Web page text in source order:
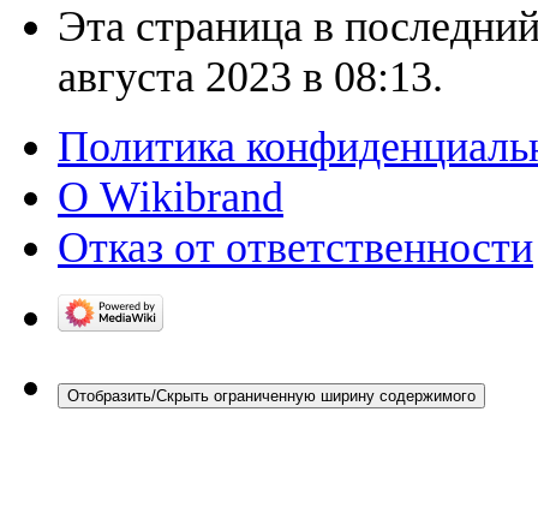
Эта страница в
августа 2023 в 08:13.
Политика
О Wikibrand
Отказ от ответственности
Отобразить/Скрыть ограниченную ширину содержимого